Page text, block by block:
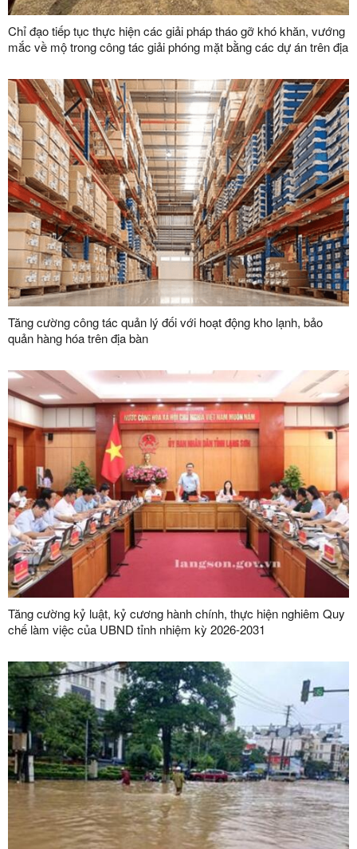
Chỉ đạo tiếp tục thực hiện các giải pháp tháo gỡ khó khăn, vướng
mắc về mộ trong công tác giải phóng mặt bằng các dự án trên địa
Tăng cường công tác quản lý đối với hoạt động kho lạnh, bảo
quản hàng hóa trên địa bàn
Tăng cường kỷ luật, kỷ cương hành chính, thực hiện nghiêm Quy
chế làm việc của UBND tỉnh nhiệm kỳ 2026-2031